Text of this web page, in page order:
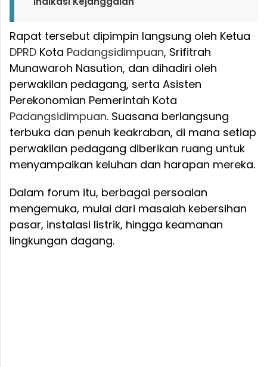
Rapat tersebut dipimpin langsung oleh Ketua
DPRD Kota Padangsidimpuan, Srifitrah
Munawaroh Nasution, dan dihadiri oleh
perwakilan pedagang, serta Asisten
Perekonomian Pemerintah Kota
Padangsidimpuan. Suasana berlangsung
terbuka dan penuh keakraban, di mana setiap
perwakilan pedagang diberikan ruang untuk
menyampaikan keluhan dan harapan mereka.
Dalam forum itu, berbagai persoalan
mengemuka, mulai dari masalah kebersihan
pasar, instalasi listrik, hingga keamanan
lingkungan dagang.